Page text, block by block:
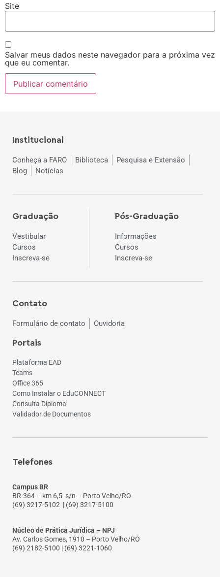
Site
Salvar meus dados neste navegador para a próxima vez
que eu comentar.
Institucional
Conheça a FARO Biblioteca
Pesquisa e Extensão
Blog
Notícias
Graduação
Vestibular
Cursos
Inscreva-se
Pós-Graduação
Informações
Cursos
Inscreva-se
Contato
Formulário de contato Ouvidoria
Portais
Plataforma EAD
Teams
Office 365
Como Instalar o EduCONNECT
Consulta Diploma
Validador de Documentos
Telefones
Campus BR
BR-364 – km 6,5 s/n – Porto Velho/RO
(69) 3217-5102 | (69) 3217-5100
Núcleo de Prática Jurídica – NPJ
Av. Carlos Gomes, 1910 – Porto Velho/RO
(69) 2182-5100 | (69) 3221-1060